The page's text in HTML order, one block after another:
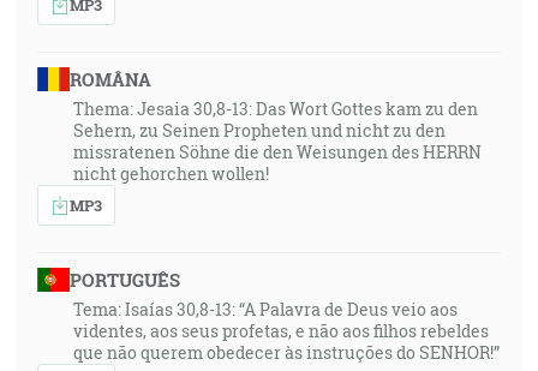
ROMÂNA
Thema: Jesaia 30,8-13: Das Wort Gottes kam zu den
Sehern, zu Seinen Propheten und nicht zu den
missratenen Söhne die den Weisungen des HERRN
nicht gehorchen wollen!
MP3
PORTUGUÊS
Tema: Isaías 30,8-13: “A Palavra de Deus veio aos
videntes, aos seus profetas, e não aos filhos rebeldes
que não querem obedecer às instruções do SENHOR!”